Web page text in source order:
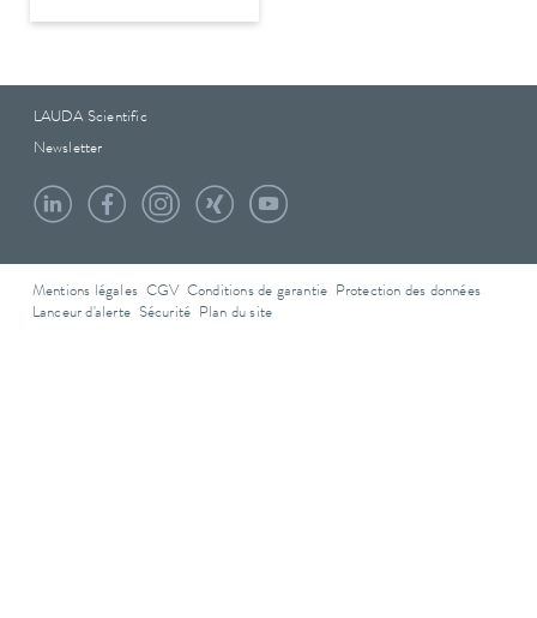
LAUDA Scientific
Newsletter
Mentions légales CGV Conditions de garantie
Protection des données
Lanceur d'alerte Sécurité Plan du site